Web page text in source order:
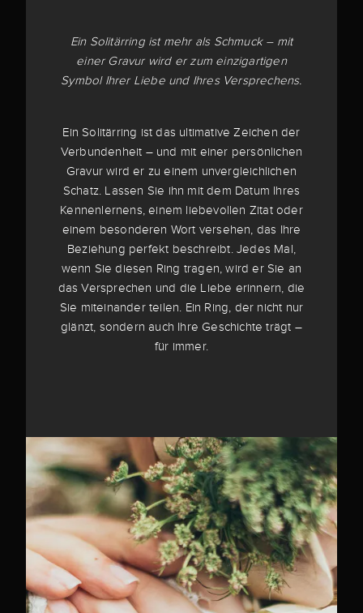
Ein Solitärring ist mehr als Schmuck – mit
einer Gravur wird er zum einzigartigen
Symbol Ihrer Liebe und Ihres Versprechens.
Ein Solitärring ist das ultimative Zeichen der
Verbundenheit – und mit einer persönlichen
Gravur wird er zu einem unvergleichlichen
Schatz. Lassen Sie ihn mit dem Datum Ihres
Kennenlernens, einem liebevollen Zitat oder
einem besonderen Wort versehen, das Ihre
Beziehung perfekt beschreibt. Jedes Mal,
wenn Sie diesen Ring tragen, wird er Sie an
das Versprechen und die Liebe erinnern, die
Sie miteinander teilen. Ein Ring, der nicht nur
glänzt, sondern auch Ihre Geschichte trägt –
für immer.